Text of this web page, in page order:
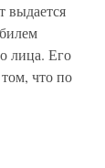
выдается
лица. Его
что по